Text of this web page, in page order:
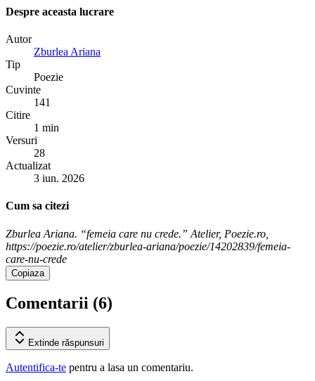
Despre aceasta lucrare
Autor
Zburlea Ariana
Tip
Poezie
Cuvinte
141
Citire
1 min
Versuri
28
Actualizat
3 iun. 2026
Cum sa citezi
Zburlea Ariana. “femeia care nu crede.” Atelier, Poezie.ro,
https://poezie.ro/atelier/zburlea-ariana/poezie/14202839/femeia-
care-nu-crede
Copiaza
Comentarii (6)
Extinde răspunsuri
Autentifica-te pentru a lasa un comentariu.